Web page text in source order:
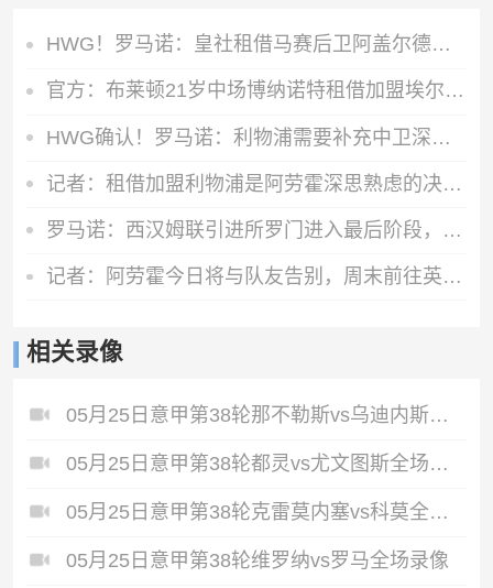
HWG！罗马诺：皇社租借马赛后卫阿盖尔德达协议，买断费1100万欧
官方：布莱顿21岁中场博纳诺特租借加盟埃尔切，期限为一年
HWG确认！罗马诺：利物浦需要补充中卫深度，如今出手签下阿劳霍
记者：租借加盟利物浦是阿劳霍深思熟虑的决定，红军承担全部工资
罗马诺：西汉姆联引进所罗门进入最后阶段，正推进与热刺的谈判
记者：阿劳霍今日将与队友告别，周末前往英格兰租借加盟利物浦
相关录像
05月25日意甲第38轮那不勒斯vs乌迪内斯全场录像
05月25日意甲第38轮都灵vs尤文图斯全场录像
05月25日意甲第38轮克雷莫内塞vs科莫全场录像
05月25日意甲第38轮维罗纳vs罗马全场录像